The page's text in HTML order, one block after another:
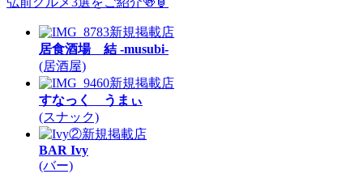
新規掲載店
居食酒場 結 -musubi-
(居酒屋)
新規掲載店
すなっく うまぃ
(スナック)
新規掲載店
BAR Ivy
(バー)